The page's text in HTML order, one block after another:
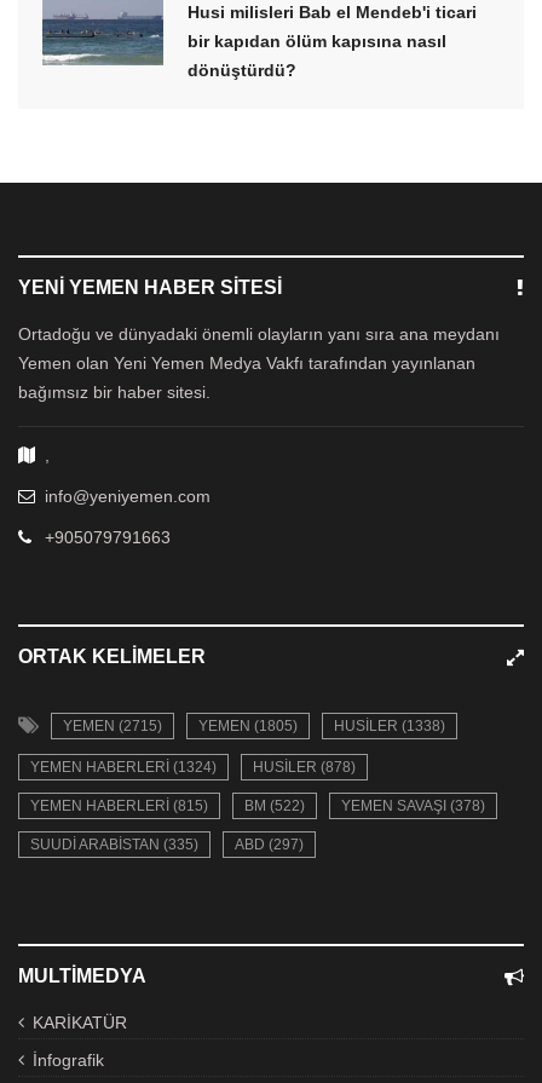
Husi milisleri Bab el Mendeb'i ticari
bir kapıdan ölüm kapısına nasıl
dönüştürdü?
YENI YEMEN HABER SITESI
Ortadoğu ve dünyadaki önemli olayların yanı sıra ana meydanı
Yemen olan Yeni Yemen Medya Vakfı tarafından yayınlanan
bağımsız bir haber sitesi.
info@yeniyemen.com
+905079791663
ORTAK KELIMELER
YEMEN (2715) YEMEN (1805) HUSILER (1338)
YEMEN HABERLERI (1324) HUSILER (878)
YEMEN HABERLERI (815) BM (522) YEMEN SAVAŞI (378)
SUUDI ARABISTAN (335) ABD (297)
MULTIMEDYA
KARİKATÜR
İnfografik